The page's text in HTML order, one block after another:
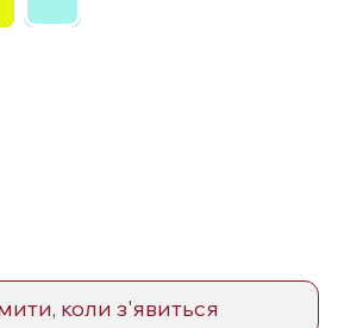
коли з'явиться